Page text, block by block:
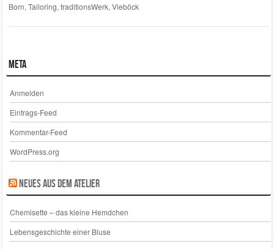
Born, Tailoring, traditionsWerk, Vieböck
Meta
Anmelden
Eintrags-Feed
Kommentar-Feed
WordPress.org
Neues aus dem Atelier
Chemisette – das kleine Hemdchen
Lebensgeschichte einer Bluse